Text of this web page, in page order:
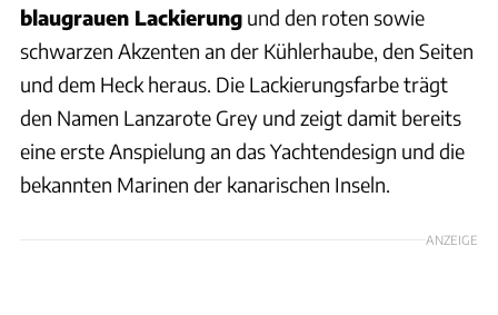
blaugrauen Lackierung und den roten sowie
schwarzen Akzenten an der Kühlerhaube, den Seiten
und dem Heck heraus. Die Lackierungsfarbe trägt
den Namen Lanzarote Grey und zeigt damit bereits
eine erste Anspielung an das Yachtendesign und die
bekannten Marinen der kanarischen Inseln.
ANZEIGE